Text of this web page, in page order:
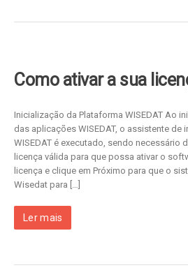
Como ativar a sua
Inicialização da Plataforma WISEDAT Ao
das aplicações WISEDAT, o assistente de
WISEDAT é executado, sendo necessário
licença válida para que possa ativar o
licença e clique em Próximo para que o
Wisedat para […]
Ler mais